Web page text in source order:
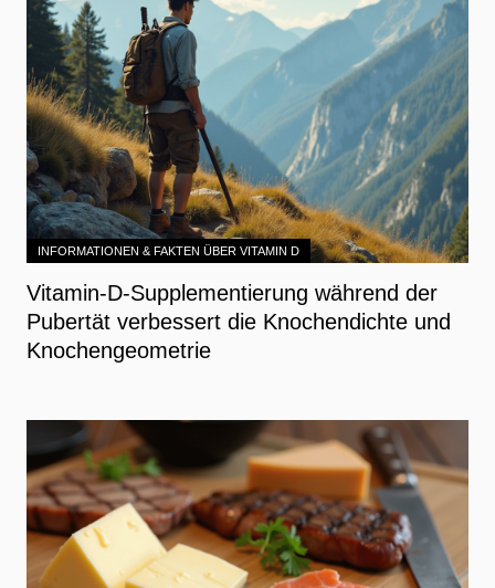
INFORMATIONEN & FAKTEN ÜBER VITAMIN D
Vitamin-D-Supplementierung während der
Pubertät verbessert die Knochendichte und
Knochengeometrie